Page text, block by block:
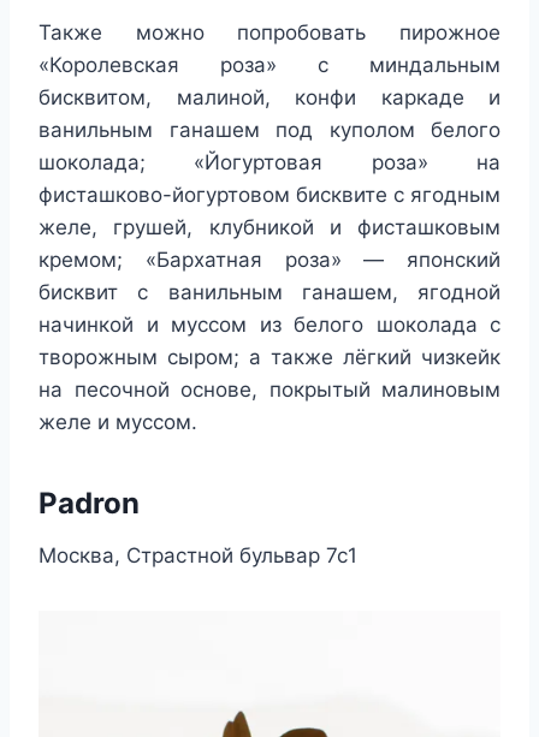
Также можно попробовать пирожное
«Королевская роза» с миндальным
бисквитом, малиной, конфи каркаде и
ванильным ганашем под куполом белого
шоколада; «Йогуртовая роза» на
фисташково-йогуртовом бисквите с ягодным
желе, грушей, клубникой и фисташковым
кремом; «Бархатная роза» — японский
бисквит с ванильным ганашем, ягодной
начинкой и муссом из белого шоколада с
творожным сыром; а также лёгкий чизкейк
на песочной основе, покрытый малиновым
желе и муссом.
Padron
Москва, Страстной бульвар 7с1